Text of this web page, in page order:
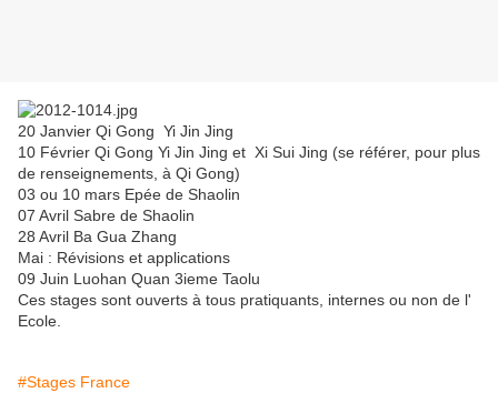
20 Janvier Qi Gong Yi Jin Jing
10 Février Qi Gong Yi Jin Jing et Xi Sui Jing (se référer, pour plus
de renseignements, à Qi Gong)
03 ou 10 mars Epée de Shaolin
07 Avril Sabre de Shaolin
28 Avril Ba Gua Zhang
Mai : Révisions et applications
09 Juin Luohan Quan 3ieme Taolu
Ces stages sont ouverts à tous pratiquants, internes ou non de l'
Ecole.
#Stages France